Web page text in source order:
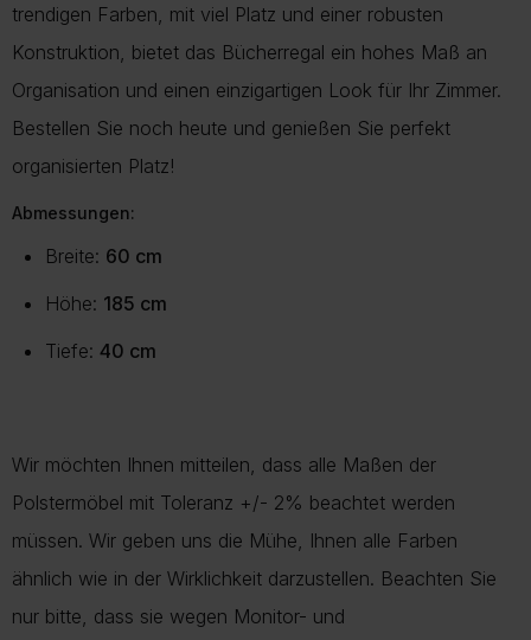
trendigen Farben, mit viel Platz und einer robusten
Konstruktion, bietet das Bücherregal ein hohes Maß an
Organisation und einen einzigartigen Look für Ihr Zimmer.
Bestellen Sie noch heute und genießen Sie perfekt
organisierten Platz!
Abmessungen:
Breite: 60 cm
Höhe: 185 cm
Tiefe: 40 cm
Wir möchten Ihnen mitteilen, dass alle Maßen der
Polstermöbel mit Toleranz +/- 2% beachtet werden
müssen. Wir geben uns die Mühe, Ihnen alle Farben
ähnlich wie in der Wirklichkeit darzustellen. Beachten Sie
nur bitte, dass sie wegen Monitor- und